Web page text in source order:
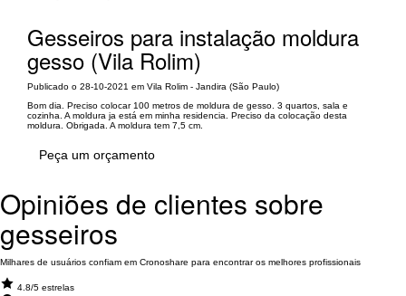
Gesseiros para instalação moldura
gesso (Vila Rolim)
Publicado o 28-10-2021 em Vila Rolim - Jandira (São Paulo)
Bom dia. Preciso colocar 100 metros de moldura de gesso. 3 quartos, sala e
cozinha. A moldura ja está em minha residencia. Preciso da colocação desta
moldura. Obrigada. A moldura tem 7,5 cm.
Peça um orçamento
Opiniões de clientes sobre
gesseiros
Milhares de usuários confiam em Cronoshare para encontrar os melhores profissionais
4.8/5 estrelas